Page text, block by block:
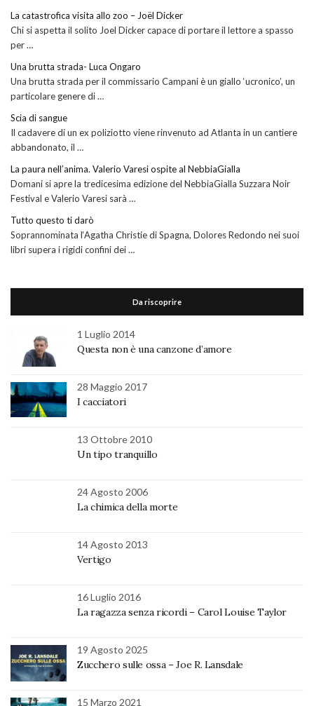
La catastrofica visita allo zoo – Joël Dicker
Chi si aspetta il solito Joel Dicker capace di portare il lettore a spasso
per …
Una brutta strada- Luca Ongaro
Una brutta strada per il commissario Campani è un giallo ‘ucronico’, un
particolare genere di …
Scia di sangue
Il cadavere di un ex poliziotto viene rinvenuto ad Atlanta in un cantiere
abbandonato, il …
La paura nell’anima. Valerio Varesi ospite al NebbiaGialla
Domani si apre la tredicesima edizione del NebbiaGialla Suzzara Noir
Festival e Valerio Varesi sarà …
Tutto questo ti darò
Soprannominata l‘Agatha Christie di Spagna, Dolores Redondo nei suoi
libri supera i rigidi confini dei …
Da riscoprire
1 Luglio 2014
Questa non è una canzone d’amore
28 Maggio 2017
I cacciatori
13 Ottobre 2010
Un tipo tranquillo
24 Agosto 2006
La chimica della morte
14 Agosto 2013
Vertigo
16 Luglio 2016
La ragazza senza ricordi – Carol Louise Taylor
19 Agosto 2025
Zucchero sulle ossa – Joe R. Lansdale
15 Marzo 2021